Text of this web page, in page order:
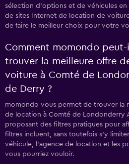
sélection d'options et de véhicules en
de sites Internet de location de
de faire le meilleur choix pour votre
Comment momondo peut-
trouver la meilleure offre
voiture à Comté de
de Derry ?
momondo vous permet de trouver la
de location à Comté de Londonderry
proposant des filtres pratiques pour
filtres incluent, sans toutefois s'y
véhicule, l'agence de location et les
vous pourriez vouloir.